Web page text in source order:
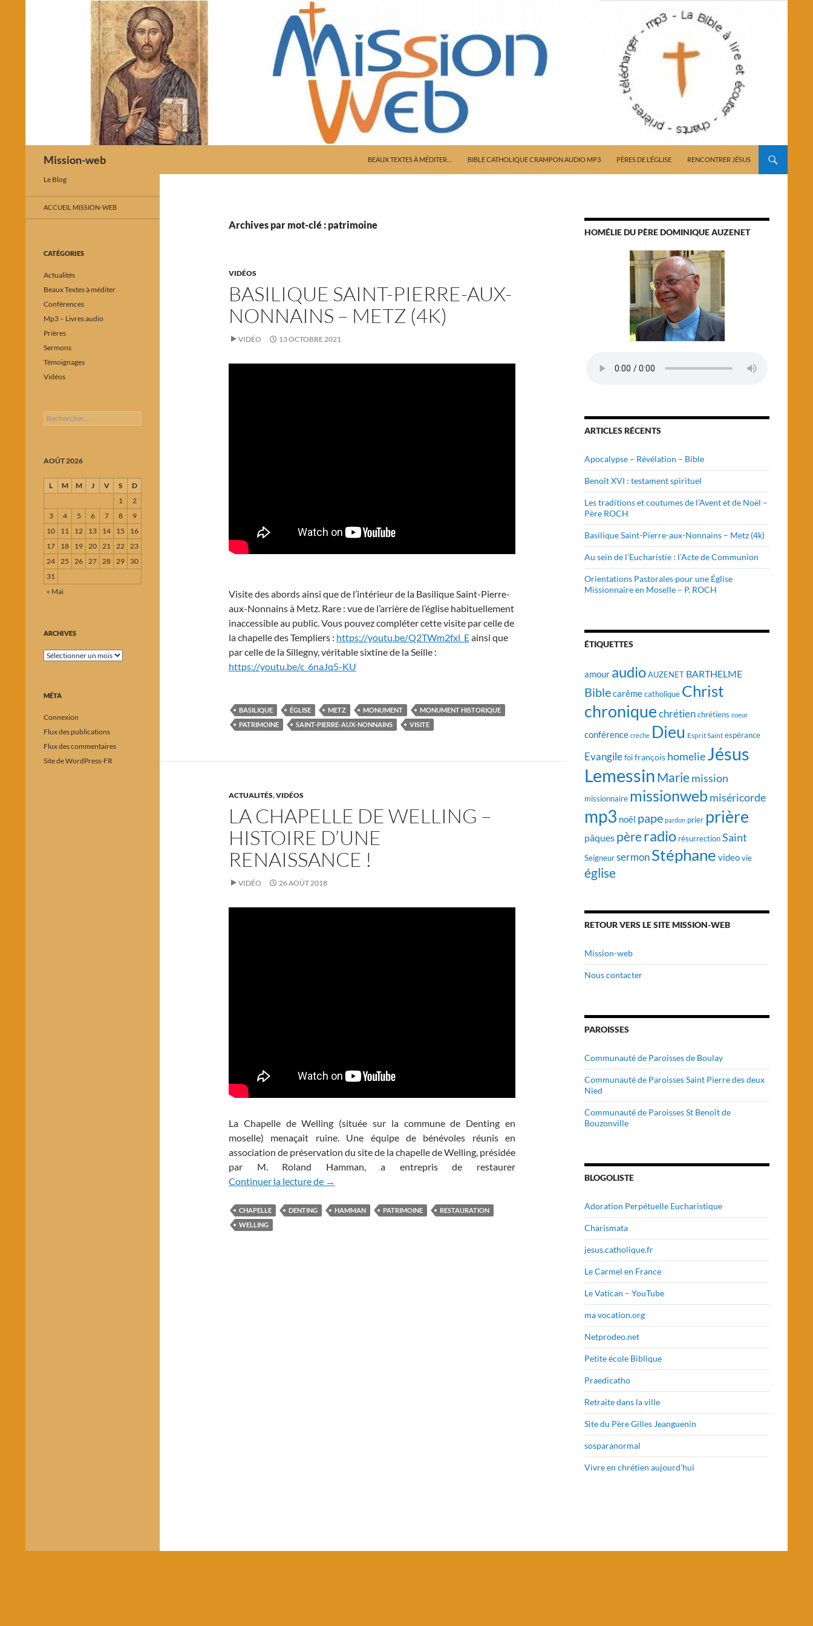
Mission-web
BEAUX TEXTES À MÉDITER…
BIBLE CATHOLIQUE CRAMPON AUDIO MP3 PÈRES DE L’ÉGLISE RENCONTRER JÉSUS
Archives par mot-clé : patrimoine
VIDÉOS
BASILIQUE SAINT-PIERRE-AUX-
NONNAINS – METZ (4K)
VIDÉO 13 OCTOBRE 2021
Visite des abords ainsi que de l’intérieur de la Basilique Saint-Pierre-
aux-Nonnains à Metz. Rare : vue de l’arrière de l’église habituellement
inaccessible au public. Vous pouvez compléter cette visite par celle de
la chapelle des Templiers : https://youtu.be/Q2TWm2fxl_Eainsi que
par celle de la Sillegny, véritable sixtine de la Seille :
https://youtu.be/c_6naJq5-KU
BASILIQUE ÉGLISE METZ MONUMENT
MONUMENT HISTORIQUE
PATRIMOINE
SAINT-PIERRE-AUX-NONNAINS VISITE
ACTUALITÉS,VIDÉOS
LA CHAPELLE DE WELLING –
HISTOIRE D’UNE
RENAISSANCE !
VIDÉO 26 AOÛT 2018
La Chapelle de Welling (située sur la commune de Denting en
moselle) menaçait ruine. Une équipe de bénévoles réunis en
association de préservation du site de la chapelle de Welling, présidée
par M. Roland Hamman, a entrepris de restaurer
Continuer la lecture de La Chapelle de Welling – Histoire d’une renaissance !
→
CHAPELLE DENTING HAMMAN PATRIMOINE
RESTAURATION
WELLING
HOMÉLIE DU PÈRE DOMINIQUE AUZENET
ARTICLES RÉCENTS
Apocalypse – Révélation – Bible
Benoît XVI : testament spirituel
Les traditions et coutumes de l’Avent et de Noël –
Père ROCH
Basilique Saint-Pierre-aux-Nonnains – Metz (4k)
Au sein de l’Eucharistie : l’Acte de Communion
Orientations Pastorales pour une Église
Missionnaire en Moselle – P. ROCH
ÉTIQUETTES
amour audioAUZENET BARTHELME
Biblecarêmecatholique Christ
chronique chrétienchrétiens coeur
conférence creche Dieu Esprit Saint espérance
Evangilefoifrançois homelieJésus
LemessinMariemission
missionnaire missionweb miséricorde
mp3 noël pape pardon prier prière
pâques pèreradio résurrectionSaint
Seigneur sermon Stéphane videovie
église
RETOUR VERS LE SITE MISSION-WEB
Mission-web
Nous contacter
PAROISSES
Communauté de Paroisses de Boulay
Communauté de Paroisses Saint Pierre des deux
Nied
Communauté de Paroisses St Benoît de
Bouzonville
BLOGOLISTE
Adoration Perpétuelle Eucharistique
Charismata
jesus.catholique.fr
Le Carmel en France
Le Vatican – YouTube
ma vocation.org
Netprodeo.net
Petite école Biblique
Praedicatho
Retraite dans la ville
Site du Père Gilles Jeanguenin
sosparanormal
Vivre en chrétien aujourd'hui
Le Blog
ACCUEIL MISSION-WEB
CATÉGORIES
Actualités
Beaux Textes à méditer
Conférences
Mp3 – Livres audio
Prières
Sermons
Témoignages
Vidéos
Rechercher :
AOÛT 2026
L M M J V S
D
1
2
3
4 5 6 7 8
9
10
11 12 13 14 15
16
17
18 19 20 21 22 23
24 25 26 27 28 29
30
31
« Mai
ARCHIVES
Archives
MÉTA
Connexion
Flux des publications
Flux des commentaires
Site de WordPress-FR